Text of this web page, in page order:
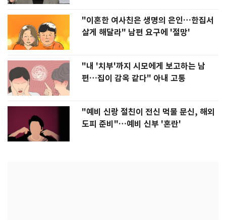
"이혼한 여사친은 생명의 은인…한집서
살게 해달라" 남편 요구에 '절망'
"내 '치부'까지 시모에게 보고하는 남
편…집이 감옥 같다" 아내 고통
"예비 신랑 절친이 전신 먹물 문신, 해외
도피 준비"…예비 신부 '혼란'